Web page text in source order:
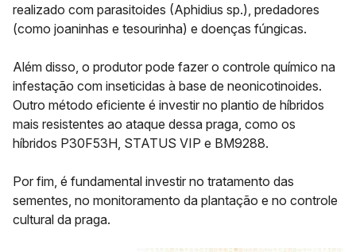
realizado com parasitoides (Aphidius sp.), predadores
(como joaninhas e tesourinha) e doenças fúngicas.
Além disso, o produtor pode fazer o controle químico na
infestação com inseticidas à base de neonicotinoides.
Outro método eficiente é investir no plantio de híbridos
mais resistentes ao ataque dessa praga, como os
híbridos P30F53H, STATUS VIP e BM9288.
Por fim, é fundamental investir no tratamento das
sementes, no monitoramento da plantação e no controle
cultural da praga.